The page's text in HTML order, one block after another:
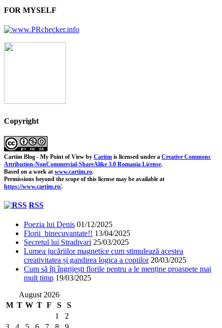
FOR MYSELF
Copyright
Cartim Blog - My Point of View by Caritm is licensed under a Creative Commons
Attribution-NonCommercial-ShareAlike 3.0 Romania License.
Based on a work at www.cartim.ro.
Permissions beyond the scope of this license may be available at
https://www.cartim.ro/.
RSS
Poezia lui Denis 01/12/2025
Florii binecuvantate!! 13/04/2025
Secretul lui Stradivari 25/03/2025
Lumea jucăriilor magnetice cum stimulează acestea
creativitatea și gandirea logica a copiilor 20/03/2025
Cum să îți îngrijești florile pentru a le menține proaspete mai
mult timp 19/03/2025
August 2026
M T W T F S
S
1
2